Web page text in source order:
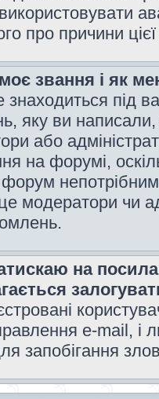
про причини
звання і як
знаходиться під
яку ви
або
на форумі,
форум
модератори чи
на
e-mail, і
запобігання